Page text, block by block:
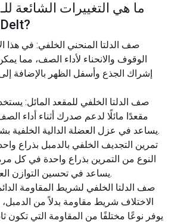
ما هي التغييرات الشائعة للـ
الصف الخلفي Delt?
صف الدلتا المنحني الخلفي: في هذا
الوقوف والانحناء لأداء الصف، مما
إشراك الجذع وأسفل الظهر بالإضافة إلى
صف الدلتا الخلفي للمقعد المائل:
مقعدًا مائلًا لدعم صدرك أثناء أداء
يساعد في عزل العضلة الدالية الخلفية بشكل أكثر فعالية.
تمرين التجديف الخلفي بالدمبل بذراع
النوع من التمرين بذراع واحدة في كل
يساعد في تحسين التوازن العضلي والتنسيق.
صف الدلتا الخلفي لشريط المقاومة
الاختلاف شريط مقاومة بدلاً من
يوفر نوعًا مختلفًا من المقاومة التي تكون